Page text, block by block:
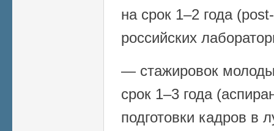
на срок 1–2 года
российских
— стажировок
срок 1–3 года
подготовки кадров в